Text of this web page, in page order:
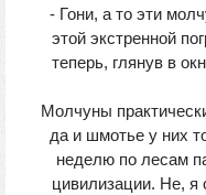
- Гони, а то эти
этой экстренной
теперь, глянув в
Молчуны
да и шмотье у них
неделю по лесам
цивилизации. Не, я